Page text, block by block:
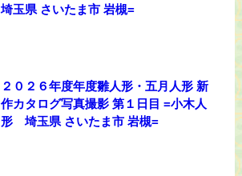
埼玉県 さいたま市 岩槻=
２０２６年度年度雛人形・五月人形 新
作カタログ写真撮影 第１日目 =小木人
形 埼玉県 さいたま市 岩槻=